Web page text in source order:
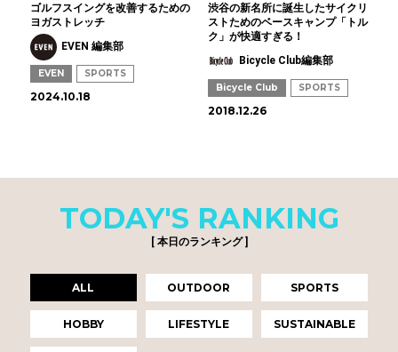
ゴルフスイングを改善するための
ヨガストレッチ
EVEN 編集部
EVEN SPORTS
2024.10.18
渋谷の新名所に誕生したサイクリ
ストためのベースキャンプ「トル
ク」が快適すぎる！
Bicycle Club編集部
Bicycle Club SPORTS
2018.12.26
TODAY'S RANKING
[ 本日のランキング ]
ALL OUTDOOR SPORTS
HOBBY LIFESTYLE SUSTAINABLE